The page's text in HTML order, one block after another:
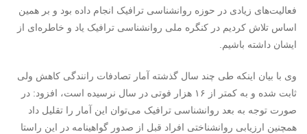
فعالیت‌های زیادی در حوزه روانشناسی ترافیک انجام داده بود و بر همین
اساس تلاش کردیم در کنگره ملی روانشناسی ترافیک یاد و خاطره‌ای از
ایشان داشته باشیم.
وی با بیان اینکه طی چند سال گذشته آمار تصادفات رانندگی کاهش ولی
ثابت شده و به کمتر از ۱۶ هزار فوتی در سال نرسیده است، افزود: در
صورت توجه به بعد روانشناسی ترافیک می‌توان این آمار را تقلیل داد
همچنین ارزیابی روانشناختی افراد قبل از صدور گواهینامه در این راستا